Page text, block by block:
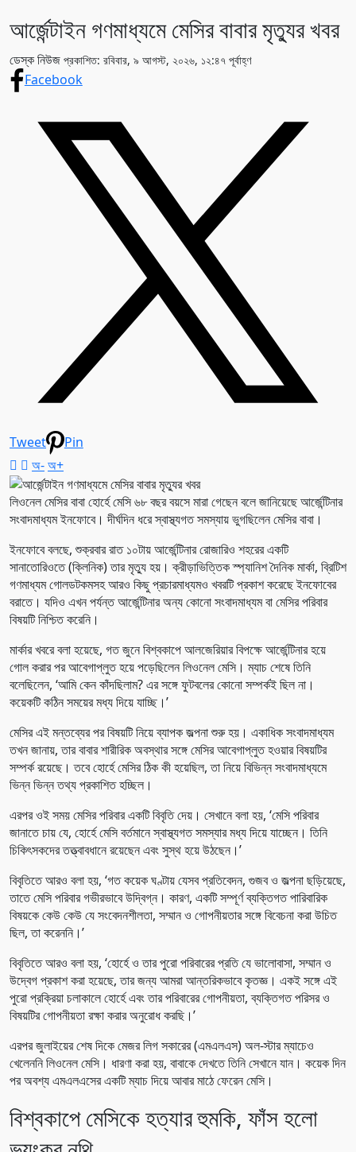
আর্জেন্টাইন গণমাধ্যমে মেসির বাবার মৃত্যুর খবর
ডেস্ক নিউজ প্রকাশিত: রবিবার, ৯ আগস্ট, ২০২৬, ১২:৪৭ পূর্বাহ্ণ
Facebook
Tweet
Pin
অ-অ+
লিওনেল মেসির বাবা হোর্হে মেসি ৬৮ বছর বয়সে মারা গেছেন বলে জানিয়েছে আর্জেন্টিনার
সংবাদমাধ্যম ইনফোবে। দীর্ঘদিন ধরে স্বাস্থ্যগত সমস্যায় ভুগছিলেন মেসির বাবা।
ইনফোবে বলছে, শুক্রবার রাত ১০টায় আর্জেন্টিনার রোজারিও শহরের একটি
সানাতোরিওতে (ক্লিনিক) তার মৃত্যু হয়। ক্রীড়াভিত্তিক স্প্যানিশ দৈনিক মার্কা, ব্রিটিশ
গণমাধ্যম গোলডটকমসহ আরও কিছু প্রচারমাধ্যমও খবরটি প্রকাশ করেছে ইনফোবের
বরাতে। যদিও এখন পর্যন্ত আর্জেন্টিনার অন্য কোনো সংবাদমাধ্যম বা মেসির পরিবার
বিষয়টি নিশ্চিত করেনি।
মার্কার খবরে বলা হয়েছে, গত জুনে বিশ্বকাপে আলজেরিয়ার বিপক্ষে আর্জেন্টিনার হয়ে
গোল করার পর আবেগাপ্লুত হয়ে পড়েছিলেন লিওনেল মেসি। ম্যাচ শেষে তিনি
বলেছিলেন, ‘আমি কেন কাঁদছিলাম? এর সঙ্গে ফুটবলের কোনো সম্পর্কই ছিল না।
কয়েকটি কঠিন সময়ের মধ্য দিয়ে যাচ্ছি।’
মেসির এই মন্তব্যের পর বিষয়টি নিয়ে ব্যাপক জল্পনা শুরু হয়। একাধিক সংবাদমাধ্যম
তখন জানায়, তার বাবার শারীরিক অবস্থার সঙ্গে মেসির আবেগাপ্লুত হওয়ার বিষয়টির
সম্পর্ক রয়েছে। তবে হোর্হে মেসির ঠিক কী হয়েছিল, তা নিয়ে বিভিন্ন সংবাদমাধ্যমে
ভিন্ন ভিন্ন তথ্য প্রকাশিত হচ্ছিল।
এরপর ওই সময় মেসির পরিবার একটি বিবৃতি দেয়। সেখানে বলা হয়, ‘মেসি পরিবার
জানাতে চায় যে, হোর্হে মেসি বর্তমানে স্বাস্থ্যগত সমস্যার মধ্য দিয়ে যাচ্ছেন। তিনি
চিকিৎসকদের তত্ত্বাবধানে রয়েছেন এবং সুস্থ হয়ে উঠছেন।’
বিবৃতিতে আরও বলা হয়, ‘গত কয়েক ঘণ্টায় যেসব প্রতিবেদন, গুজব ও জল্পনা ছড়িয়েছে,
তাতে মেসি পরিবার গভীরভাবে উদ্বিগ্ন। কারণ, একটি সম্পূর্ণ ব্যক্তিগত পারিবারিক
বিষয়কে কেউ কেউ যে সংবেদনশীলতা, সম্মান ও গোপনীয়তার সঙ্গে বিবেচনা করা উচিত
ছিল, তা করেননি।’
বিবৃতিতে আরও বলা হয়, ‘হোর্হে ও তার পুরো পরিবারের প্রতি যে ভালোবাসা, সম্মান ও
উদ্বেগ প্রকাশ করা হয়েছে, তার জন্য আমরা আন্তরিকভাবে কৃতজ্ঞ। একই সঙ্গে এই
পুরো প্রক্রিয়া চলাকালে হোর্হে এবং তার পরিবারের গোপনীয়তা, ব্যক্তিগত পরিসর ও
বিষয়টির গোপনীয়তা রক্ষা করার অনুরোধ করছি।’
এরপর জুলাইয়ের শেষ দিকে মেজর লিগ সকারের (এমএলএস) অল-স্টার ম্যাচেও
খেলেননি লিওনেল মেসি। ধারণা করা হয়, বাবাকে দেখতে তিনি সেখানে যান। কয়েক দিন
পর অবশ্য এমএলএসের একটি ম্যাচ দিয়ে আবার মাঠে ফেরেন মেসি।
বিশ্বকাপে মেসিকে হত্যার হুমকি, ফাঁস হলো